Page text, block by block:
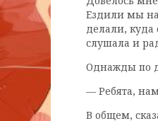
Ездили мы на
делали, куда
слушала и
Однажды по
— Ребята,
В общем,